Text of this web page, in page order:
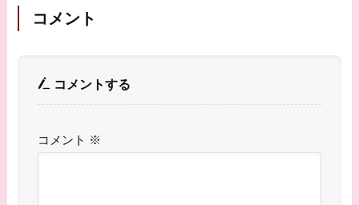
コメント
コメントする
コメント ※